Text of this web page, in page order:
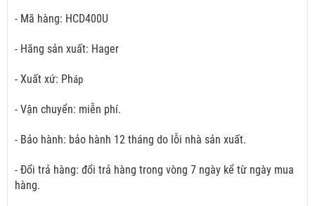
- Mã hàng: HCD400U
- Hãng sản xuất: Hager
- Xuất xứ: Pháp
- Vận chuyển: miễn phí.
- Bảo hành: bảo hành 12 tháng do lỗi nhà sản xuất.
- Đổi trả hàng: đổi trả hàng trong vòng 7 ngày kể từ ngày mua
hàng.